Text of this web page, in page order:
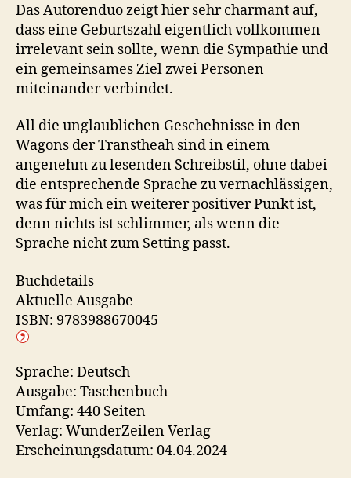
Das Autorenduo zeigt hier sehr charmant auf,
dass eine Geburtszahl eigentlich vollkommen
irrelevant sein sollte, wenn die Sympathie und
ein gemeinsames Ziel zwei Personen
miteinander verbindet.
All die unglaublichen Geschehnisse in den
Wagons der Transtheah sind in einem
angenehm zu lesenden Schreibstil, ohne dabei
die entsprechende Sprache zu vernachlässigen,
was für mich ein weiterer positiver Punkt ist,
denn nichts ist schlimmer, als wenn die
Sprache nicht zum Setting passt.
Buchdetails
Aktuelle Ausgabe
ISBN: 9783988670045
Sprache: Deutsch
Ausgabe: Taschenbuch
Umfang: 440 Seiten
Verlag: WunderZeilen Verlag
Erscheinungsdatum: 04.04.2024